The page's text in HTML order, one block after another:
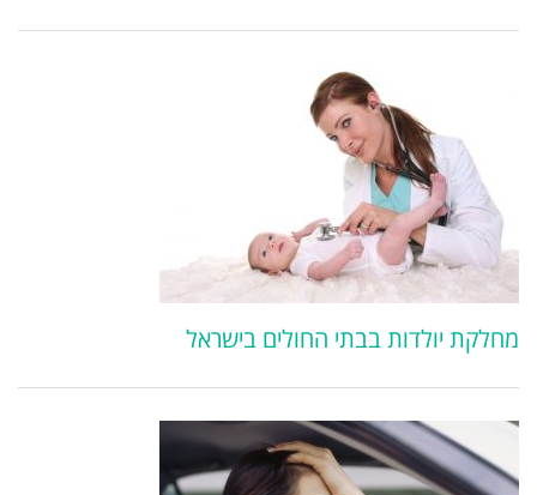
מחלקת יולדות בבתי החולים בישראל